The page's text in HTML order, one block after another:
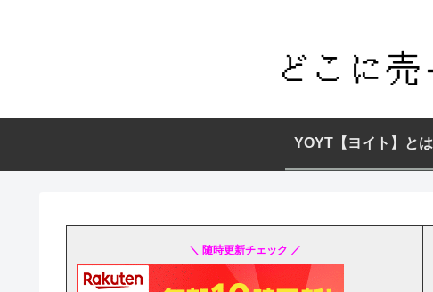
YOYT【ヨイト】とは
＼ 随時更新チェック ／